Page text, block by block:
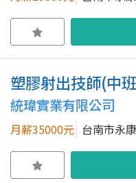
塑膠射出技師(中
統瑋實業有限公司
月薪35000元 台南市永